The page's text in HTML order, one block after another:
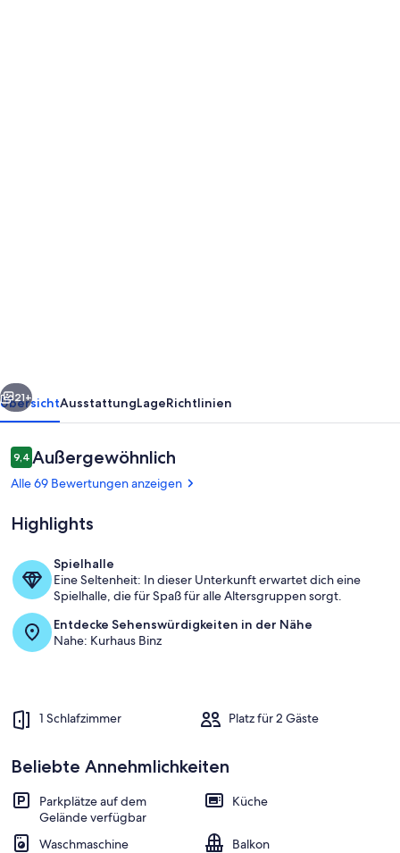
direkt
gegenüber
Kurhaus
und
Sauna am Meer
Weiter
21+
ÜbersichtAusstattungLageRichtlinien
Bewertungen
9,49,4 von 10.
Außergewöhnlich
Alle 69 Bewertungen anzeigen
Highlights
Spielhalle
Eine Seltenheit: In dieser Unterkunft erwartet dich eine
Spielhalle, die für Spaß für alle Altersgruppen sorgt.
Entdecke Sehenswürdigkeiten in der Nähe
Nahe: Kurhaus Binz
1 Schlafzimmer Platz für 2 Gäste
Beliebte Annehmlichkeiten
Parkplätze auf dem
Gelände verfügbar
Küche
Waschmaschine
Balkon